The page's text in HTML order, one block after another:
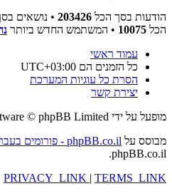
הודעות בסך הכל 203426 • נושאים
הכל 10075 • המשתמש החדש ביותר
עמוד ראשי
כל הזמנים הם UTC+03:00
הסרת כל עוגיות המערכת
יצירת קשר
מופעל על ידי © phpBB Limited
מבוסס על phpBB.co.il - פורומים בעברית
phpBB.co.il.
PRIVACY_LINK | TERMS_LINK